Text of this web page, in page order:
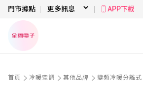
門市據點 APP下載
首頁 冷暖空調 其他品牌 變頻冷暖分離式